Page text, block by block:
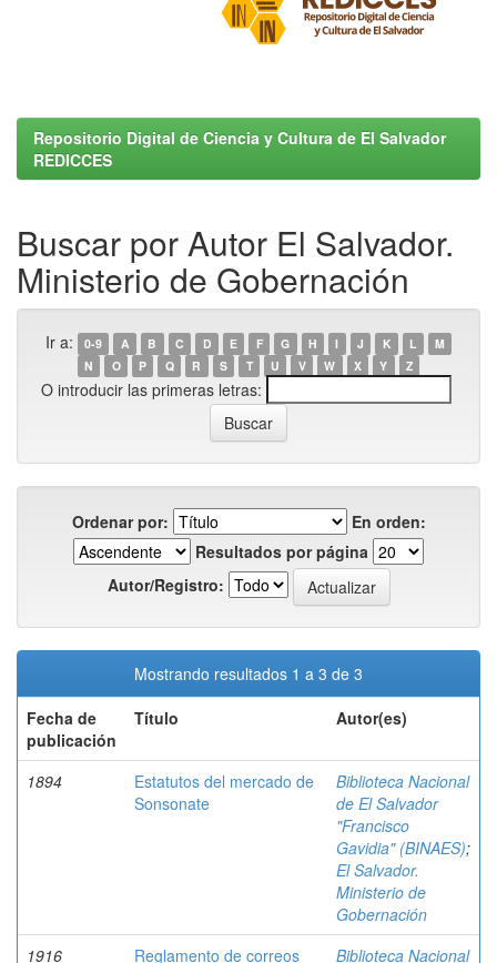
Repositorio Digital de Ciencia y Cultura de El Salvador
REDICCES
Buscar por Autor El Salvador.
Ministerio de Gobernación
Ir a: 0-9 A B C D E F G H I J K L
M
N
O P Q R S T U V W X Y Z
O introducir las primeras letras:
Ordenar por:
En orden:
Resultados por página
Autor/Registro:
Mostrando resultados 1 a 3 de 3
Fecha de
publicación
Título Autor(es)
1894
Estatutos del mercado de
Sonsonate
Biblioteca Nacional
de El Salvador
"Francisco
Gavidia" (BINAES);
El Salvador.
Ministerio de
Gobernación
1916
Reglamento de correos
Biblioteca Nacional